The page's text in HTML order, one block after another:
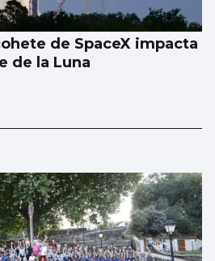
de SpaceX impacta
de la Luna